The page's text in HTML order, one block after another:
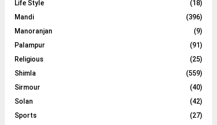
Life Style
(18)
Mandi
(396)
Manoranjan
(9)
Palampur
(91)
Religious
(25)
Shimla
(559)
Sirmour
(40)
Solan
(42)
Sports
(27)